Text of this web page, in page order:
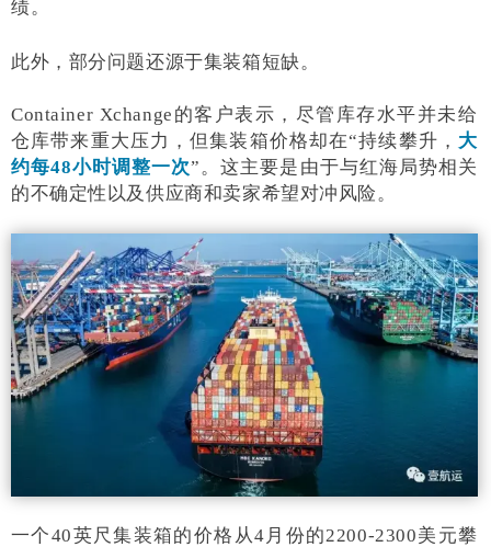
绩。
此外，部分问题还源于集装箱短缺。
Container Xchange的客户表示，尽管库存水平并未给
仓库带来重大压力，但集装箱价格却在“持续攀升， 大
约每48小时调整一次”。这主要是由于与红海局势相关
的不确定性以及供应商和卖家希望对冲风险。
一个40英尺集装箱的价格从4月份的2200-2300美元攀